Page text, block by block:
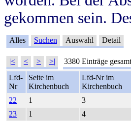
gekommen sein.
Alles Suchen Auswahl Detail
|< < > >| 3380 Einträge
Lfd-
Nr
Seite im
Kirchenbuch
Lfd-Nr im
Kirchenbuch
22
1 3
23
1 4